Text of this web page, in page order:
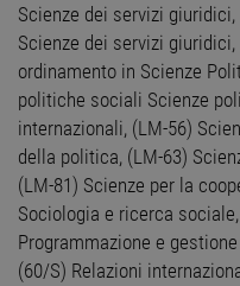
Scienze dei servizi
Scienze dei servizi
ordinamento in Scienze
politiche sociali Scienze
internazionali, (LM-56)
della politica, (LM-63)
(LM-81) Scienze per la
Sociologia e ricerca
Programmazione e
(60/S) Relazioni